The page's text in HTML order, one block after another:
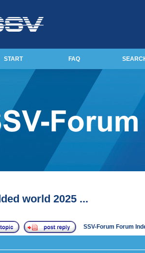
START FAQ
world 2025 ...
SSV-Forum Forum